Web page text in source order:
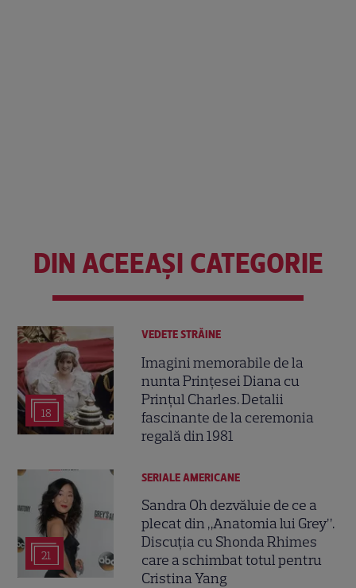
DIN ACEEAȘI CATEGORIE
18
VEDETE STRĂINE
Imagini memorabile de la
nunta Prințesei Diana cu
Prințul Charles. Detalii
fascinante de la ceremonia
regală din 1981
21
SERIALE AMERICANE
Sandra Oh dezvăluie de ce a
plecat din „Anatomia lui Grey”.
Discuția cu Shonda Rhimes
care a schimbat totul pentru
Cristina Yang